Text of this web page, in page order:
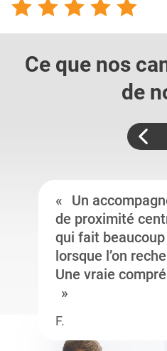
Ce que nos
de
Un
de proximité
qui fait
lorsque l’on
Une vraie
F.